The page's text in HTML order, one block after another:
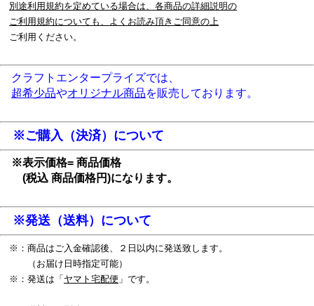
別途利用規約を定めている場合は、各商品の詳細説明の
ご利用規約についても、よくお読み頂きご同意の上
ご利用ください。
クラフトエンタープライズでは、
超希少品やオリジナル商品を販売しております。
※ご購入（決済）について
※表示価格= 商品価格
(税込 商品価格円)になります。
※発送（送料）について
※：商品はご入金確認後、２日以内に発送致します。
（お届け日時指定可能）
※：発送は「 ヤマト宅配便 」です。